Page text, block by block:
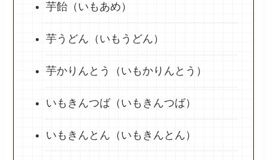
芋飴（いもあめ）
芋うどん（いもうどん）
芋かりんとう（いもかりんとう）
いもきんつば（いもきんつば）
いもきんとん（いもきんとん）